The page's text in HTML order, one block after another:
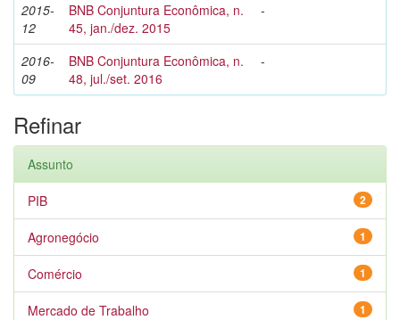
2015-
12
BNB Conjuntura Econômica, n.
45, jan./dez. 2015
-
2016-
09
BNB Conjuntura Econômica, n.
48, jul./set. 2016
-
Refinar
Assunto
2
PIB
1
Agronegócio
1
Comércio
1
Mercado de Trabalho